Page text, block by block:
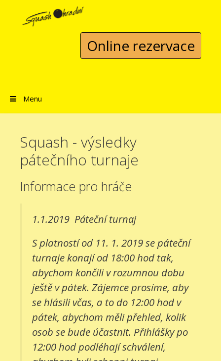
Přeskočit na obsah
Online rezervace
Menu
Squash - výsledky
pátečního turnaje
Informace pro hráče
1.1.2019 Páteční turnaj
S platností od 11. 1. 2019 se páteční
turnaje konají od 18:00 hod tak,
abychom končili v rozumnou dobu
ještě v pátek. Zájemce prosíme, aby
se hlásili včas, a to do 12:00 hod v
pátek, abychom měli přehled, kolik
osob se bude účastnit. Přihlášky po
12:00 hod podléhají schválení,